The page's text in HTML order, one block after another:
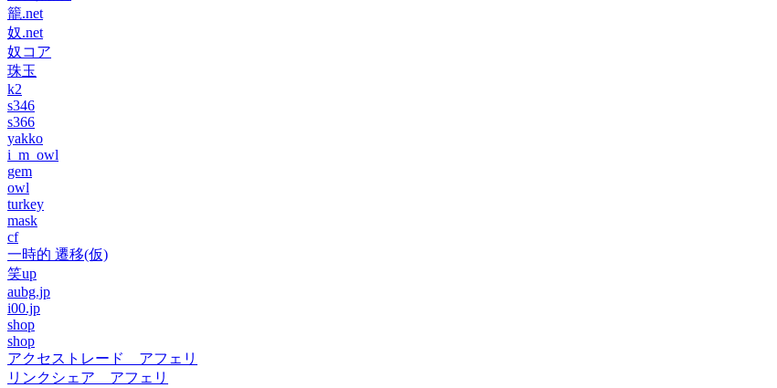
籠.net
奴.net
奴コア
珠玉
k2
s346
s366
yakko
i_m_owl
gem
owl
turkey
mask
cf
一時的 遷移(仮)
笑up
aubg.jp
i00.jp
shop
shop
アクセストレード アフェリ
リンクシェア アフェリ